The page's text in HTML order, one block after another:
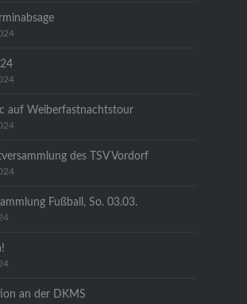
auf Weiberfastnachtstour
des TSV Vordorf
Fußball, So. 03.03.
an der DKMS